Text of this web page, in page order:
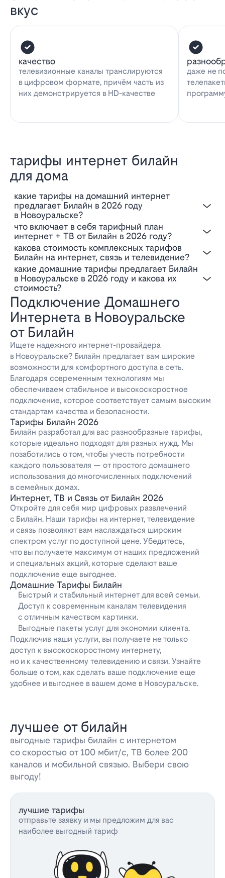
вкус
качество
телевизионные каналы транслируются
в цифровом формате, причём часть из
них демонстрируется в HD-качестве
даже не
тарифы интернет билайн
для дома
Какие тарифы на домашний интернет
предлагает Билайн в 2026 году
в Новоуральске?
Что включает в себя тарифный план
интернет + ТВ от Билайн в 2026 году?
Какова стоимость комплексных тарифов
Билайн на интернет, связь и телевидение?
Какие домашние тарифы предлагает Билайн
в Новоуральске в 2026 году и какова их
стоимость?
Подключение Домашнего
Интернета в Новоуральске
от Билайн
Ищете надежного интернет-провайдера
в Новоуральске? Билайн предлагает вам широкие
возможности для комфортного доступа в сеть.
Благодаря современным технологиям мы
обеспечиваем стабильное и высокоскоростное
подключение, которое соответствует самым высоким
стандартам качества и безопасности.
Тарифы Билайн 2026
Билайн разработал для вас разнообразные тарифы,
которые идеально подходят для разных нужд. Мы
позаботились о том, чтобы учесть потребности
каждого пользователя — от простого домашнего
использования до многочисленных подключений
в семейных домах.
Интернет, ТВ и Связь от Билайн 2026
Откройте для себя мир цифровых развлечений
с Билайн. Наши тарифы на интернет, телевидение
и связь позволяют вам наслаждаться широким
спектром услуг по доступной цене. Убедитесь,
что вы получаете максимум от наших предложений
и специальных акций, которые сделают ваше
подключение еще выгоднее.
Домашние Тарифы Билайн
Быстрый и стабильный интернет для всей семьи.
Доступ к современным каналам телевидения
с отличным качеством картинки.
Выгодные пакеты услуг для экономии клиента.
Подключив наши услуги, вы получаете не только
доступ к высокоскоростному интернету,
но и к качественному телевидению и связи. Узнайте
больше о том, как сделать ваше подключение еще
удобнее и выгоднее в вашем доме в Новоуральске.
лучшее от билайн
выгодные тарифы билайн с интернетом
со скоростью от 100 мбит/с, ТВ более 200
каналов и мобильной связью. Выбери свою
выгоду!
лучшие тарифы
отправьте заявку и мы предложим для вас
наиболее выгодный тариф